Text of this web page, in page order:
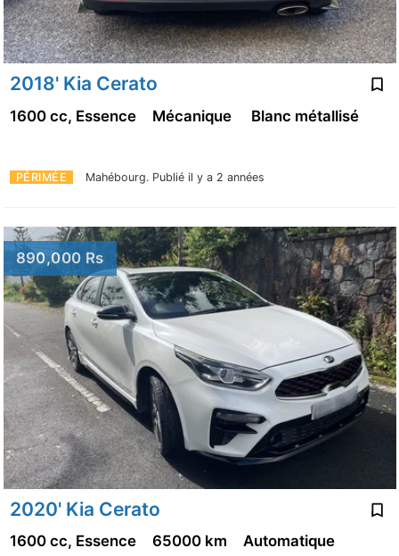
2018' Kia Cerato
PÉRIMÉE Mahébourg. Publié il y a 2 années
1600 cc, Essence Mécanique Blanc métallisé
890,000 Rs
2020' Kia Cerato
1600 cc, Essence 65000 km
Automatique